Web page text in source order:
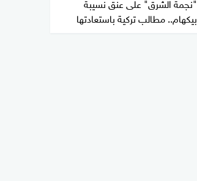
بيكهام.. مطالب تركية باستعادتها